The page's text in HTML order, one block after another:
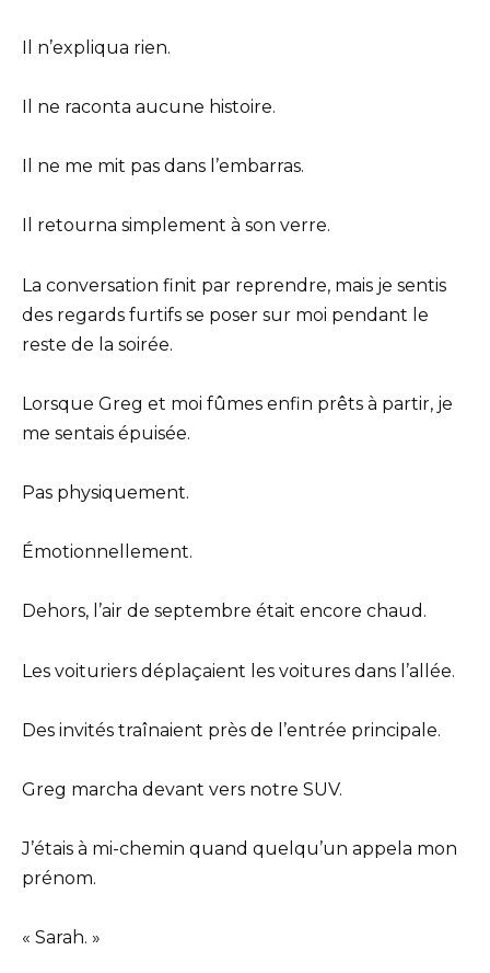
Il n’expliqua rien.
Il ne raconta aucune histoire.
Il ne me mit pas dans l’embarras.
Il retourna simplement à son verre.
La conversation finit par reprendre, mais je sentis
des regards furtifs se poser sur moi pendant le
reste de la soirée.
Lorsque Greg et moi fûmes enfin prêts à partir, je
me sentais épuisée.
Pas physiquement.
Émotionnellement.
Dehors, l’air de septembre était encore chaud.
Les voituriers déplaçaient les voitures dans l’allée.
Des invités traînaient près de l’entrée principale.
Greg marcha devant vers notre SUV.
J’étais à mi-chemin quand quelqu’un appela mon
prénom.
« Sarah. »